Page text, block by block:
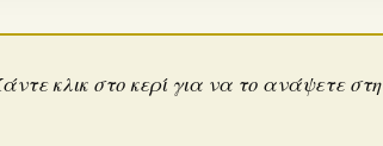
κλικ στο κερί για να το ανάψετε